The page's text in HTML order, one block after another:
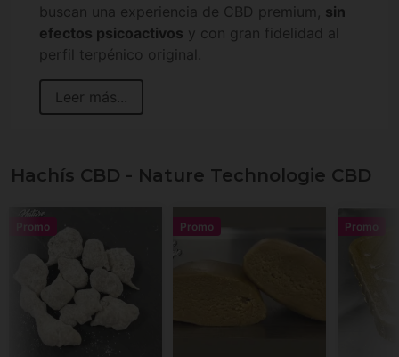
buscan una experiencia de CBD premium, sin
efectos psicoactivos y con gran fidelidad al
perfil terpénico original.
Leer más...
Hachís CBD - Nature Technologie CBD
Promo Promo Promo